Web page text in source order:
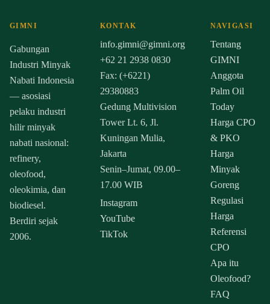
GIMNI
Gabungan
Industri Minyak
Nabati Indonesia
— asosiasi
pelaku industri
hilir minyak
nabati nasional:
refinery,
oleofood,
oleokimia, dan
biodiesel.
Berdiri sejak
2006.
KONTAK
info.gimni@gimni.org
+62 21 2938 0830
Fax: (+6221)
29380883
Gedung Multivision
Tower Lt. 6, Jl.
Kuningan Mulia,
Jakarta
Senin–Jumat, 09.00–
17.00 WIB
Instagram
YouTube
TikTok
NAVIGASI
Tentang
GIMNI
Anggota
Palm Oil
Today
Harga CPO
& PKO
Harga
Minyak
Goreng
Regulasi
Harga
Referensi
CPO
Apa itu
Oleofood?
FAQ